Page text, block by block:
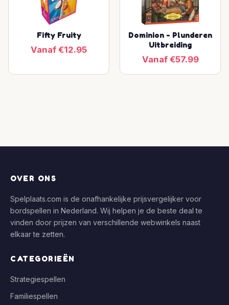
Fifty Fruity
Vanaf €12.95
Dominion - Plunderen
Uitbreiding
Vanaf €57.99
OVER ONS
Spelplaats.com is de onafhankelijke prijsvergelijker voor
bordspellen in Nederland. Wij helpen je de beste deal te
vinden door prijzen van verschillende webwinkels naast
elkaar te zetten.
CATEGORIEËN
Strategiespellen
Familiespellen